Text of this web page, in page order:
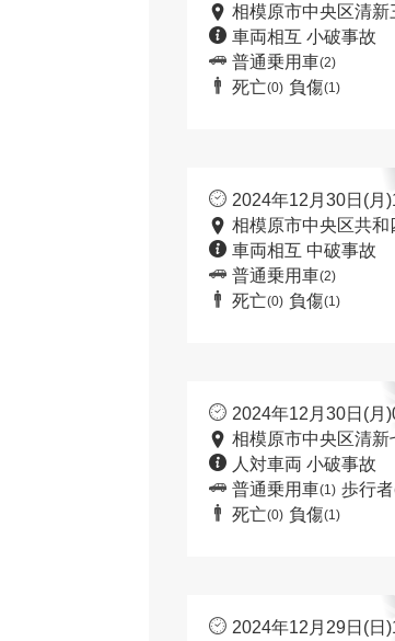
相模原市中央区清新
車両相互 小破事故
普通乗用車(2)
死亡(0) 負傷(1)
2024年12月30日(月
相模原市中央区共和
車両相互 中破事故
普通乗用車(2)
死亡(0) 負傷(1)
2024年12月30日(月
相模原市中央区清新
人対車両 小破事故
普通乗用車(1) 歩行者
死亡(0) 負傷(1)
2024年12月29日(日